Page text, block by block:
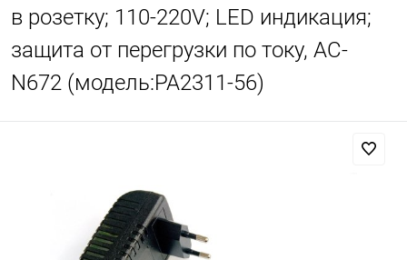
в розетку; 110-220V; LED индикация;
защита от перегрузки по току, AC-
N672 (модель:PA2311-56)